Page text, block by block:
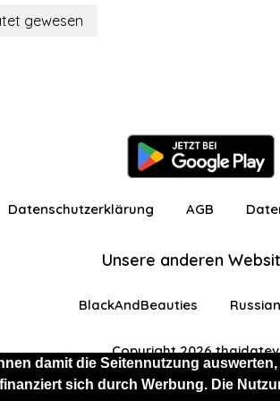
damit die Seitennutzung
sich durch Werbung. Die
Funktionen angemeldet
gewesen
Datenschutzerklärung AGB
Unsere anderen
BlackAndBeauties
Copyright 2026